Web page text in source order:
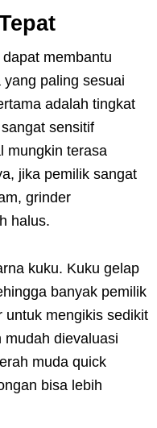
membantu
paling sesuai
adalah tingkat
sensitif
mungkin terasa
jika pemilik sangat
grinder
halus.
kuku. Kuku gelap
banyak pemilik
untuk mengikis sedikit
dievaluasi
muda quick
bisa lebih